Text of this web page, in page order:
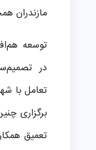
مازندران
توسعه
در
تعامل با
برگزاری
تعمیق